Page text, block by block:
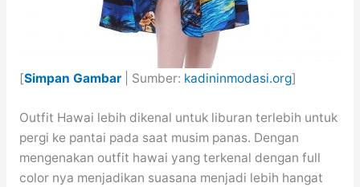
[Simpan Gambar| Sumber: kadininmodasi.org]
Outfit Hawai lebih dikenal untuk liburan terlebih untuk
pergi ke pantai pada saat musim panas. Dengan
mengenakan outfit hawai yang terkenal dengan full
color nya menjadikan suasana menjadi lebih hangat